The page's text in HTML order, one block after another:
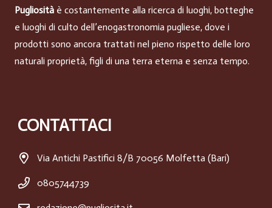
Pugliosità è costantemente alla ricerca di luoghi, botteghe
e luoghi di culto dell’enogastronomia pugliese, dove i
prodotti sono ancora trattati nel pieno rispetto delle loro
naturali proprietà, figli di una terra eterna e senza tempo.
CONTATTACI
Via Antichi Pastifici 8/B 70056 Molfetta (Bari)
0805744739